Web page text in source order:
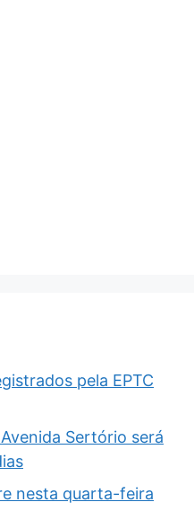
pela EPTC
Sertório será
nesta quarta-feira